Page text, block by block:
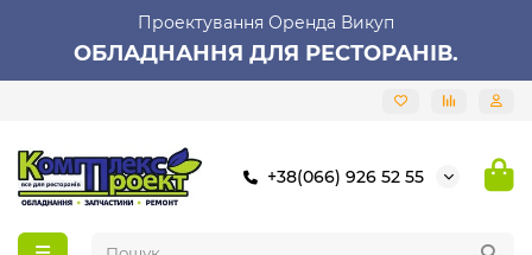
Проектування Оренда Викуп
ОБЛАДНАННЯ ДЛЯ РЕСТОРАНІВ.
+38(066) 926 52 55